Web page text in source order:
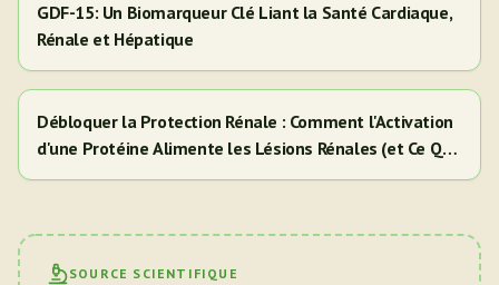
GDF-15: Un Biomarqueur Clé Liant la Santé Cardiaque,
Rénale et Hépatique
Débloquer la Protection Rénale : Comment l'Activation
d'une Protéine Alimente les Lésions Rénales (et Ce Que
Cela Signifie Pour Vous)
SOURCE SCIENTIFIQUE